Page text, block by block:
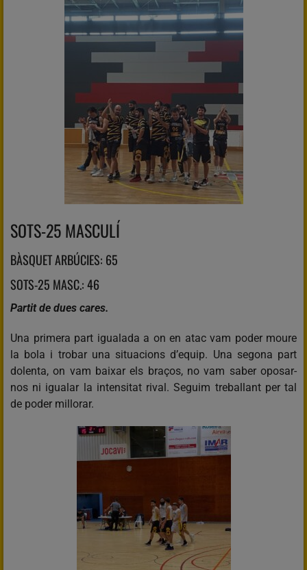
SOTS-25 MASCULÍ
BÀSQUET ARBÚCIES: 65
SOTS-25 MASC.: 46
Partit de dues cares.
Una primera part igualada a on en atac vam poder moure
la bola i trobar una situacions d’equip. Una segona part
dolenta, on vam baixar els braços, no vam saber oposar-
nos ni igualar la intensitat rival. Seguim treballant per tal
de poder millorar.